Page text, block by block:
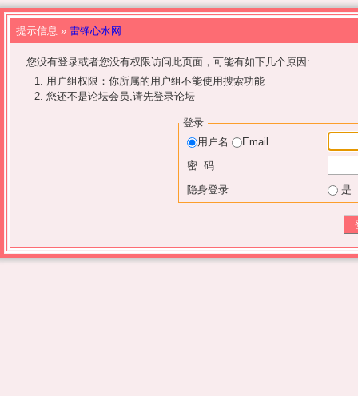
提示信息 » 雷锋心水网
您没有登录或者您没有权限访问此页面，可能有如下几个原因:
用户组权限：你所属的用户组不能使用搜索功能
您还不是论坛会员,请先登录论坛
登录
用户名
Email
密 码
隐身登录